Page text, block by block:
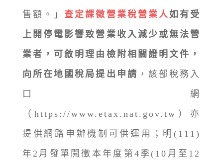
售額。」查定課徵營業稅營業人如有受
上開停電影響致營業收入減少或無法營
業者，可敘明理由檢附相關證明文件，
向所在地國稅局提出申請 ，該部稅務入
口網
（https://www.etax.nat.gov.tw）亦
提供網路申辦機制可供運用；明(111)
年2月發單開徵本年度第4季(10月至12